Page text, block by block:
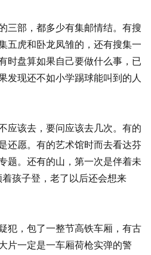
部，都多少有集邮情结。有搜
五虎和卧龙凤雏的，还有搜集一
时盘算如果自己要做什么事，已
发现还不如小学踢球能叫到的人
该去，要问应该去几次。有的
还愿。有的艺术馆时而去看达芬
题。还有的山，第一次是伴着未
孩子登，老了以后还会想来
，包了一整节高铁车厢，有古
片一定是一车厢荷枪实弹的警